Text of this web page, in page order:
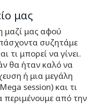
μας
μαζί μας αφού
συζητάμε
τι μπορεί να γίνει.
θα ήταν καλό να
ή μια μεγάλη
session) και τι
από την